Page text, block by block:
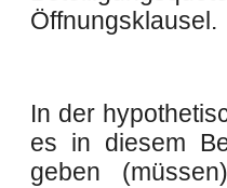
Öffnungsklausel.
In der
es in diesem
geben